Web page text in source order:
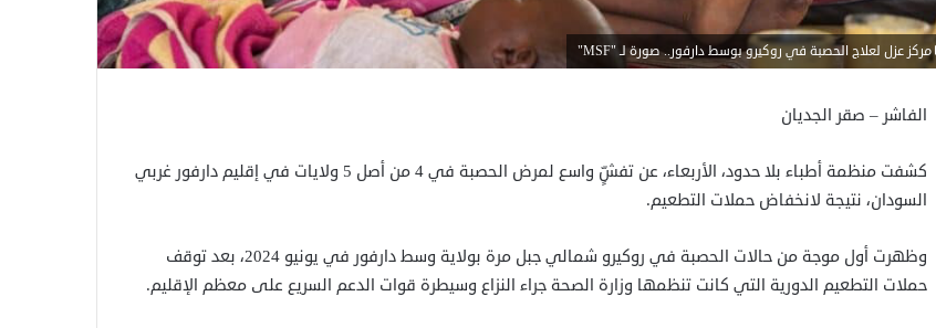
مركز عزل لعلاج الحصبة في روكيرو بوسط دارفور.. صورة لـ "MSF"
الفاشر – صقر الجديان
كشفت منظمة أطباء بلا حدود، الأربعاء، عن تفشٍّ واسع لمرض الحصبة في 4 من أصل 5 ولايات في إقليم دارفور غربي
السودان، نتيجة لانخفاض حملات التطعيم.
وظهرت أول موجة من حالات الحصبة في روكيرو شمالي جبل مرة بولاية وسط دارفور في يونيو 2024، بعد توقف
حملات التطعيم الدورية التي كانت تنظمها وزارة الصحة جراء النزاع وسيطرة قوات الدعم السريع على معظم الإقليم.